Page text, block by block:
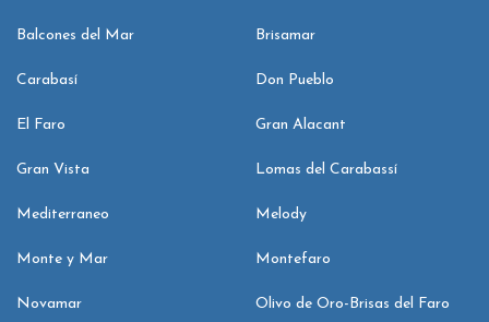
Balcones del Mar Brisamar
Carabasí Don Pueblo
El Faro Gran Alacant
Gran Vista Lomas del Carabassí
Mediterraneo Melody
Monte y Mar Montefaro
Novamar Olivo de Oro-Brisas del Faro